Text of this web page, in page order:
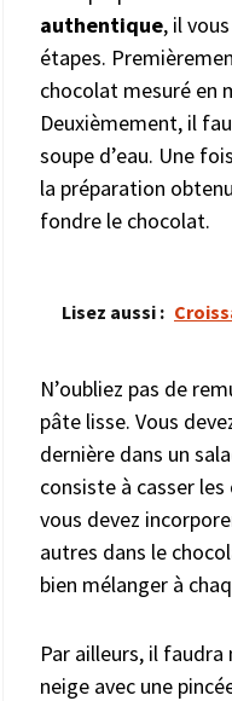
authentique, il
étapes.
chocolat mesuré en
Deuxièmement, il
soupe d’eau. Une
la préparation
fondre le chocolat.
Lisez aussi :
N’oubliez pas de
pâte lisse. Vous
dernière dans un
consiste à casser
vous devez
autres dans le
bien mélanger à
Par ailleurs, il
neige avec une